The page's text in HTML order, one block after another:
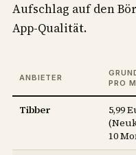
Aufschlag auf den
App-Qualität.
ANBIETER
PRO
Tibber
5,99
10